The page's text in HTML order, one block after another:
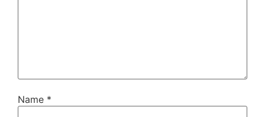
Name *